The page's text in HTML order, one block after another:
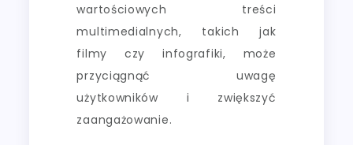
wartościowych treści
multimedialnych, takich jak
filmy czy infografiki, może
przyciągnąć uwagę
użytkowników i zwiększyć
zaangażowanie.